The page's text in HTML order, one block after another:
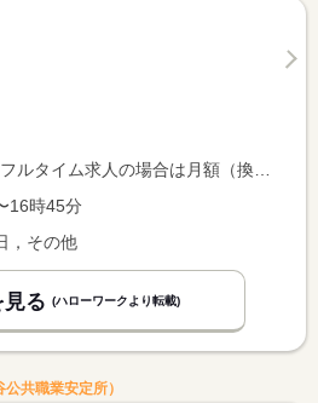
月額（換算額）、パート求人の場合は時間額を表示しています。
16時45分
，その他
る (ハローワークより転載)
共職業安定所）